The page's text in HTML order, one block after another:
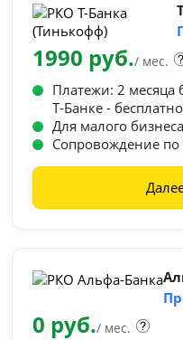
1990 руб./ мес.
Платежи: 2 месяца
Т‑Банке - бесплатно
Для малого
Сопровождение
0 руб./ мес.